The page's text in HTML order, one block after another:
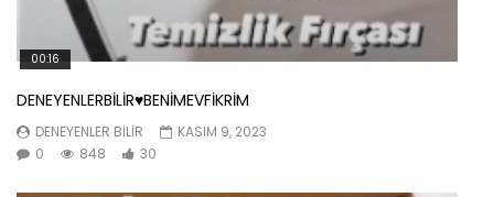
00:16
DENEYENLERBİLİR♥️BENİMEVFİKRİM
DENEYENLER BILIR
KASIM 9, 2023
0
848 30